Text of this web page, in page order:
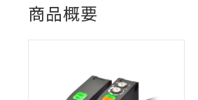
商品概要